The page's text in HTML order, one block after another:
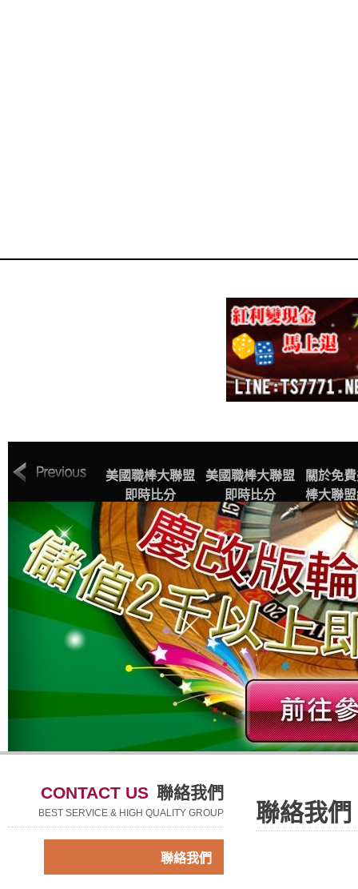
MLB美國職棒大
程表
美國職棒大聯盟
即時比分
美國職棒大聯盟
即時比分
關於免
棒大聯
播
CONTACT US 聯絡我們
BEST SERVICE & HIGH QUALITY GROUP
聯絡我們
聯絡我們